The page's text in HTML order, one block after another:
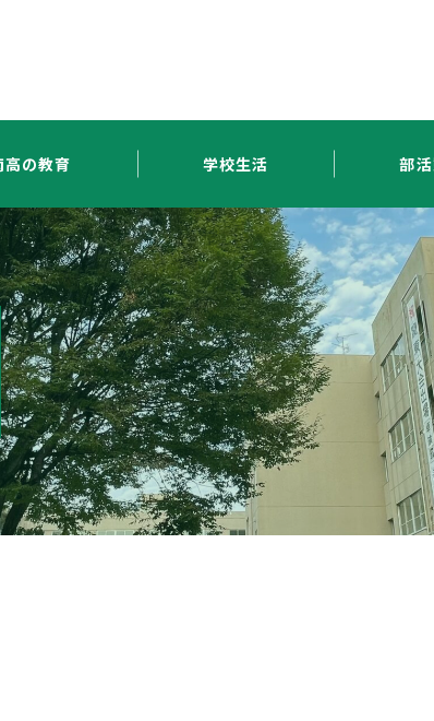
高の教育 学校生活 部